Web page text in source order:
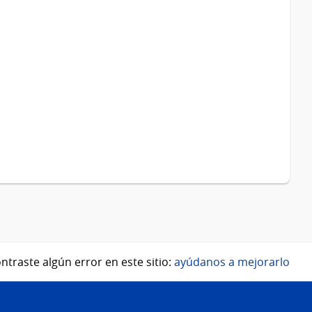
algún error en este sitio: ayúdanos a mejorarlo